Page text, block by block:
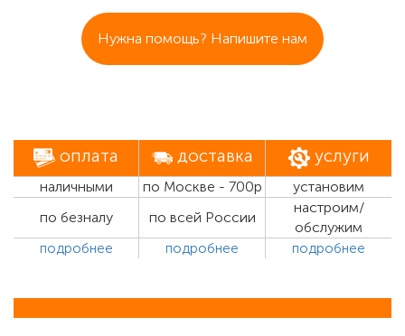
Нужна помощь? Напишите нам
оплата доставка услуги
наличными по Москве - 700р
установим
по безналу
по всей России
настроим/
обслужим
подробнее подробнее подробнее